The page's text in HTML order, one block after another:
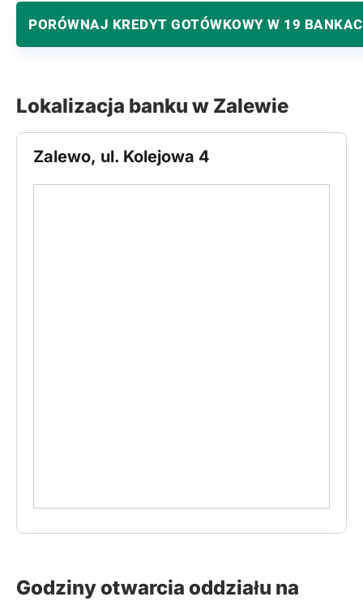
PORÓWNAJ KREDYT GOTÓWKOWY W 19
Lokalizacja banku w Zalewie
Zalewo, ul. Kolejowa 4
Godziny otwarcia oddziału na